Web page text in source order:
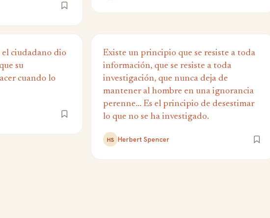
el ciudadano dio
su
cuando lo
Existe un principio que se resiste a toda
información, que se resiste a toda
investigación, que nunca deja de
mantener al hombre en una ignorancia
perenne... Es el principio de desestimar
lo que no se ha investigado.
HS Herbert Spencer